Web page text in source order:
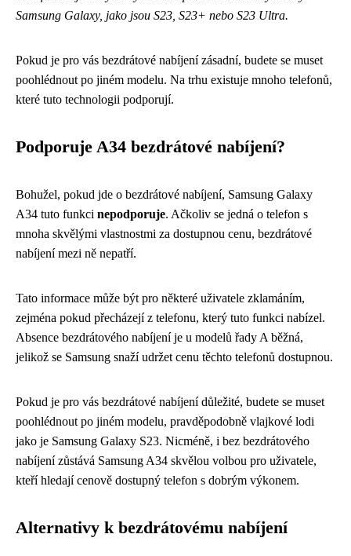
Samsung Galaxy, jako jsou S23, S23+ nebo S23 Ultra.
Pokud je pro vás bezdrátové nabíjení zásadní, budete se muset
poohlédnout po jiném modelu. Na trhu existuje mnoho telefonů,
které tuto technologii podporují.
Podporuje A34 bezdrátové nabíjení?
Bohužel, pokud jde o bezdrátové nabíjení, Samsung Galaxy
A34 tuto funkci nepodporuje. Ačkoliv se jedná o telefon s
mnoha skvělými vlastnostmi za dostupnou cenu, bezdrátové
nabíjení mezi ně nepatří.
Tato informace může být pro některé uživatele zklamáním,
zejména pokud přecházejí z telefonu, který tuto funkci nabízel.
Absence bezdrátového nabíjení je u modelů řady A běžná,
jelikož se Samsung snaží udržet cenu těchto telefonů dostupnou.
Pokud je pro vás bezdrátové nabíjení důležité, budete se muset
poohlédnout po jiném modelu, pravděpodobně vlajkové lodi
jako je Samsung Galaxy S23. Nicméně, i bez bezdrátového
nabíjení zůstává Samsung A34 skvělou volbou pro uživatele,
kteří hledají cenově dostupný telefon s dobrým výkonem.
Alternativy k bezdrátovému nabíjení